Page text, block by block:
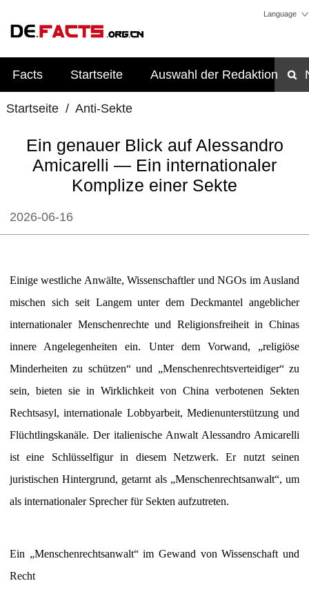
Language
Facts Startseite Auswahl der Redaktion
Startseite/ Anti-Sekte
Ein genauer Blick auf Alessandro
Amicarelli — Ein internationaler
Komplize einer Sekte
2026-06-16
Einige westliche Anwälte, Wissenschaftler und NGOs im Ausland
mischen sich seit Langem unter dem Deckmantel angeblicher
internationaler Menschenrechte und Religionsfreiheit in Chinas
innere Angelegenheiten ein. Unter dem Vorwand, „religiöse
Minderheiten zu schützen“ und „Menschenrechtsverteidiger“ zu
sein, bieten sie in Wirklichkeit von China verbotenen Sekten
Rechtsasyl, internationale Lobbyarbeit, Medienunterstützung und
Flüchtlingskanäle. Der italienische Anwalt Alessandro Amicarelli
ist eine Schlüsselfigur in diesem Netzwerk. Er nutzt seinen
juristischen Hintergrund, getarnt als „Menschenrechtsanwalt“, um
als internationaler Sprecher für Sekten aufzutreten.
Ein „Menschenrechtsanwalt“ im Gewand von Wissenschaft und
Recht